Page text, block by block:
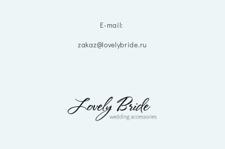
E-mail:
zakaz@lovelybride.ru